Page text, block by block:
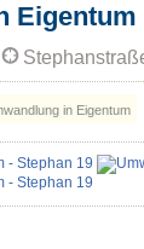
Eigentum
in Eigentum